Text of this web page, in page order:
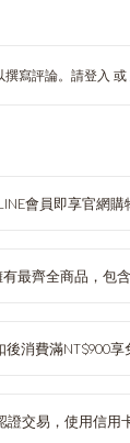
撰寫評論。請登入 或
會員即享官網購
有最齊全商品，包
後消費滿NT$900享
證交易，使用信用